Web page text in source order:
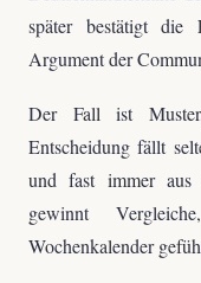
später bestätigt die
Argument der
Der Fall ist
Entscheidung fällt
und fast immer aus
gewinnt
Wochenkalender